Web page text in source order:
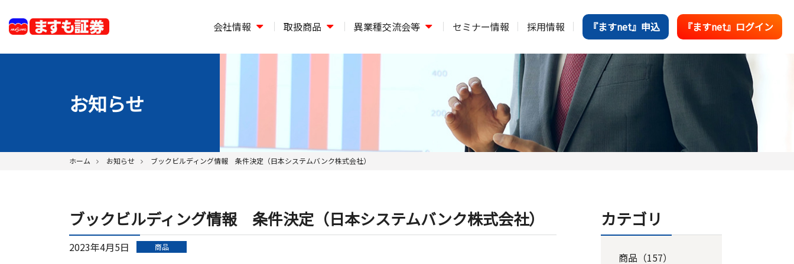
会社情報 取扱商品 異業種交流会等 セミナー情報 採用情報 『ますnet』申込 『ますnet』ログイン
お知らせ
ホーム お知らせ ブックビルディング情報 条件決定（日本システムバンク株式会社）
ブックビルディング情報 条件決定（日本システムバンク株式会社）
2023年4月5日 商品
カテゴリ
商品（157）